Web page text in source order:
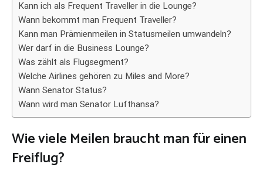
Kann ich als Frequent Traveller in die Lounge?
Wann bekommt man Frequent Traveller?
Kann man Prämienmeilen in Statusmeilen umwandeln?
Wer darf in die Business Lounge?
Was zählt als Flugsegment?
Welche Airlines gehören zu Miles and More?
Wann Senator Status?
Wann wird man Senator Lufthansa?
Wie viele Meilen braucht man für einen
Freiflug?